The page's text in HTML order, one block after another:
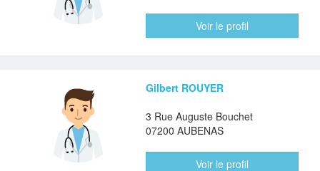
Voir le profil
Gilbert ROUYER
3 Rue Auguste Bouchet
07200 AUBENAS
Voir le profil